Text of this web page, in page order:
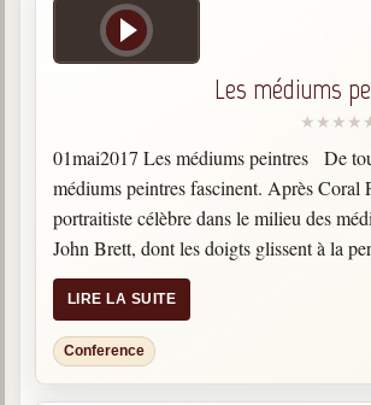
Les médiums
01mai2017 Les médiums peintres De
médiums peintres fascinent. Après Coral
portraitiste célèbre dans le milieu des
John Brett, dont les doigts glissent à la
papier pour dessiner des proches décédés.
Phénomènes,…
LIRE LA SUITE
Conference